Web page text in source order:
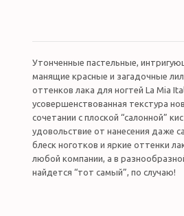
Утонченные пастельные,
манящие красные и загадочные
оттенков лака для ногтей La Mia
усовершенствованная текстура
сочетании с плоской “салонной”
удовольствие от нанесения даже
блеск ноготков и яркие оттенки
любой компании, а в
найдется “тот самый”, по случаю!